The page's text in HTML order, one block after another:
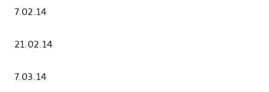
7.02.14
21.02.14
7.03.14